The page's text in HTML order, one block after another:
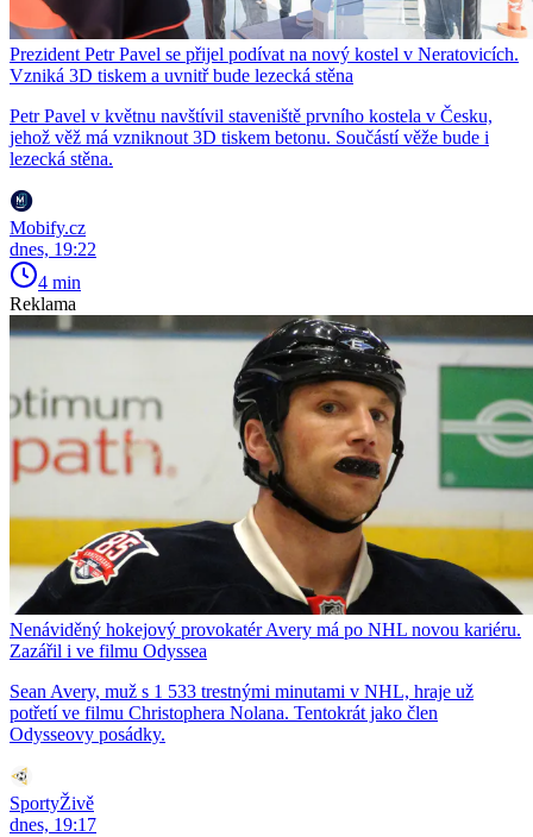
Prezident Petr Pavel se přijel podívat na nový kostel v Neratovicích.
Vzniká 3D tiskem a uvnitř bude lezecká stěna
Petr Pavel v květnu navštívil staveniště prvního kostela v Česku,
jehož věž má vzniknout 3D tiskem betonu. Součástí věže bude i
lezecká stěna.
Mobify.cz
dnes, 19:22
4 min
Reklama
Nenáviděný hokejový provokatér Avery má po NHL novou kariéru.
Zazářil i ve filmu Odyssea
Sean Avery, muž s 1 533 trestnými minutami v NHL, hraje už
potřetí ve filmu Christophera Nolana. Tentokrát jako člen
Odysseovy posádky.
SportyŽivě
dnes, 19:17